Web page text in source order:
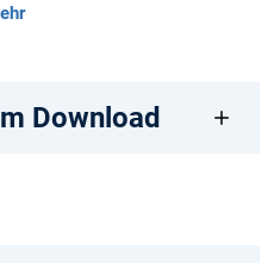
Download